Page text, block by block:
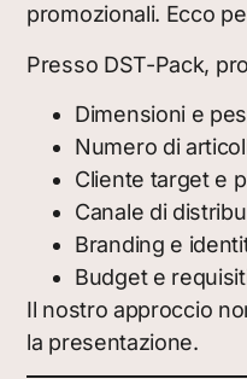
promozionali. Ecco
Presso DST-Pack,
Dimensioni e
Numero di
Cliente target e
Canale di
Branding e
Budget e
Il nostro approccio
la presentazione.